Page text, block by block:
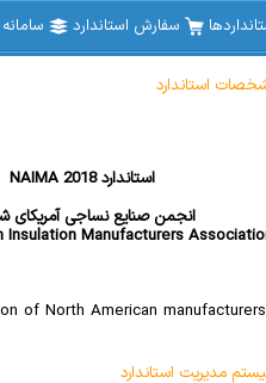
سفارش استاندارد
استاندارد
NAIMA 2018 استاندارد
انجمن صنایع نساجی آمریکای
Insulation Manufacturers
of North American
مدیریت استاندارد